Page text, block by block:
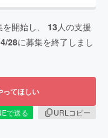
開始し、 13人の支援
28に募集を終了しまし
ってほしい
で送る
URLコピー